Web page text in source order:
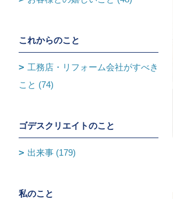
これからのこと
工務店・リフォーム会社がすべき
こと (74)
ゴデスクリエイトのこと
出来事 (179)
私のこと